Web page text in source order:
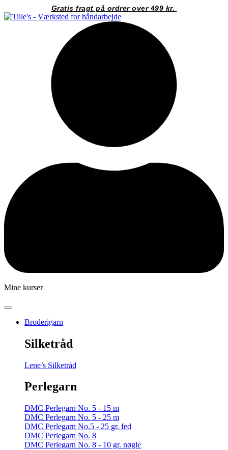
til
Gratis fragt på ordrer over 499 kr.
Mine kurser
Broderigarn
Silketråd
Lene’s Silketråd
Perlegarn
DMC Perlegarn No. 5 - 15 m
DMC Perlegarn No. 5 - 25 m
DMC Perlegarn No.5 - 25 gr. fed
DMC Perlegarn No. 8
DMC Perlegarn No. 8 - 10 gr. nøgle